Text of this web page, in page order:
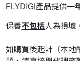
FLYDIGI產品提供一
保養不包括 人為損壞
如購買後起計（本地